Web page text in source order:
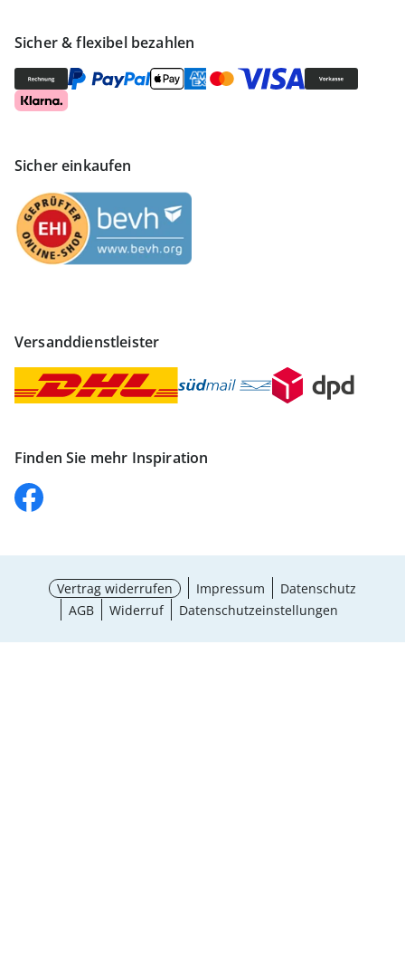
Sicher & flexibel bezahlen
Sicher einkaufen
Versanddienstleister
Finden Sie mehr Inspiration
Vertrag widerrufen Impressum
Datenschutz
AGB
Widerruf Datenschutzeinstellungen